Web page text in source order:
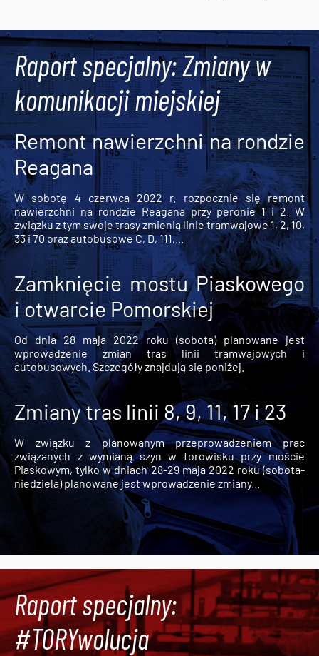
Raport specjalny: Zmiany w
komunikacji miejskiej
Remont nawierzchni na rondzie
Reagana
W sobotę 4 czerwca 2022 r. rozpocznie się remont
nawierzchni na rondzie Reagana przy peronie 1 i 2. W
związku z tym swoje trasy zmienią linie tramwajowe 1, 2, 10,
33 i 70 oraz autobusowe C, D, 111,...
Zamknięcie mostu Piaskowego
i otwarcie Pomorskiej
Od dnia 28 maja 2022 roku (sobota) planowane jest
wprowadzenie zmian tras linii tramwajowych i
autobusowych. Szczegóły znajdują się poniżej.
Zmiany tras linii 8, 9, 11, 17 i 23
W związku z planowanym przeprowadzeniem prac
związanych z wymianą szyn w torowisku przy moście
Piaskowym, tylko w dniach 28-29 maja 2022 roku (sobota-
niedziela) planowane jest wprowadzenie zmiany...
Raport specjalny:
#TORYwolucja